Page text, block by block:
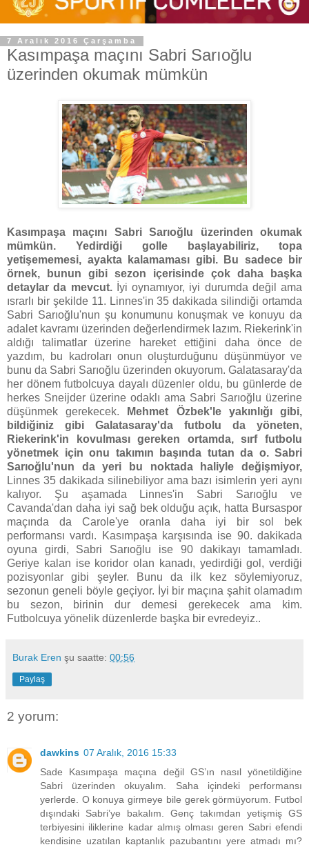
7 Aralık 2016 Çarşamba
Kasımpaşa maçını Sabri Sarıoğlu
üzerinden okumak mümkün
Kasımpaşa maçını Sabri Sarıoğlu üzerinden okumak
mümkün. Yedirdiği golle başlayabiliriz, topa
yetişememesi, ayakta kalamaması gibi. Bu sadece bir
örnek, bunun gibi sezon içerisinde çok daha başka
detaylar da mevcut.İyi oynamıyor, iyi durumda değil ama
ısrarlı bir şekilde 11. Linnes'in 35 dakikada silindiği ortamda
Sabri Sarıoğlu'nun şu konumunu konuşmak ve konuyu da
adalet kavramı üzerinden değerlendirmek lazım. Riekerink'in
aldığı talimatlar üzerine hareket ettiğini daha önce de
yazdım, bu kadroları onun oluşturduğunu düşünmüyor ve
bunu da Sabri Sarıoğlu üzerinden okuyorum. Galatasaray'da
her dönem futbolcuya dayalı düzenler oldu, bu günlerde de
herkes Sneijder üzerine odaklı ama Sabri Sarıoğlu üzerine
düşünmek gerekecek.
Mehmet Özbek'le yakınlığı gibi,
bildiğiniz gibi Galatasaray'da futbolu da yöneten,
Riekerink'in kovulması gereken ortamda, sırf futbolu
yönetmek için onu takımın başında tutan da o. Sabri
Sarıoğlu'nun da yeri bu noktada haliyle değişmiyor,
Linnes 35 dakikada silinebiliyor ama bazı isimlerin yeri aynı
kalıyor. Şu aşamada Linnes'in Sabri Sarıoğlu ve
Cavanda'dan daha iyi sağ bek olduğu açık, hatta Bursaspor
maçında da Carole'ye oranla daha iyi bir sol bek
performansı vardı. Kasımpaşa karşısında ise 90. dakikada
oyuna girdi, Sabri Sarıoğlu ise 90 dakikayı tamamladı.
Geriye kalan ise koridor olan kanadı, yedirdiği gol, verdiği
pozisyonlar gibi şeyler. Bunu da ilk kez söylemiyoruz,
sezonun geneli böyle geçiyor. İyi bir maçına şahit olamadım
bu sezon, birinin dur demesi gerekecek ama kim.
Futbolcuya yönelik düzenlerde başka bir evredeyiz..
Burak Eren şu saatte: 00:56
Paylaş
2 yorum:
dawkins 07 Aralık, 2016 15:33
Sade Kasımpaşa maçına değil GS’ın nasıl yönetildiğine
Sabri üzerinden okuyalım. Saha içindeki performansı
yerlerde. O konuya girmeye bile gerek görmüyorum. Futbol
dışındaki Sabri’ye bakalım. Genç takımdan yetişmiş GS
terbiyesini iliklerine kadar almış olması geren Sabri efendi
kendisine uzatılan kaptanlık pazubantını yere atmadı mı?